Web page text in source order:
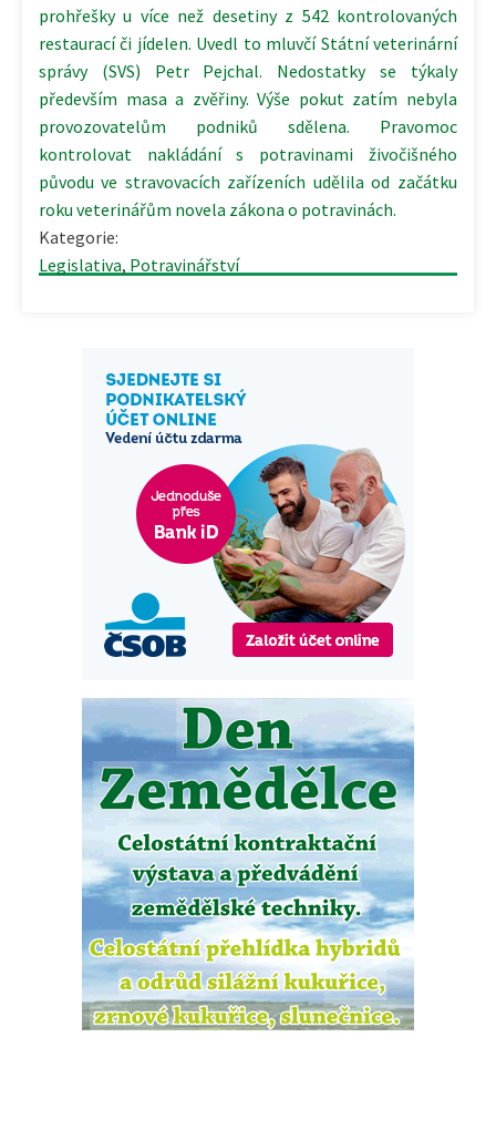
prohřešky u více než desetiny z 542 kontrolovaných
restaurací či jídelen. Uvedl to mluvčí Státní veterinární
správy (SVS) Petr Pejchal. Nedostatky se týkaly
především masa a zvěřiny. Výše pokut zatím nebyla
provozovatelům podniků sdělena. Pravomoc
kontrolovat nakládání s potravinami živočišného
původu ve stravovacích zařízeních udělila od začátku
roku veterinářům novela zákona o potravinách.
Kategorie:
Legislativa, Potravinářství